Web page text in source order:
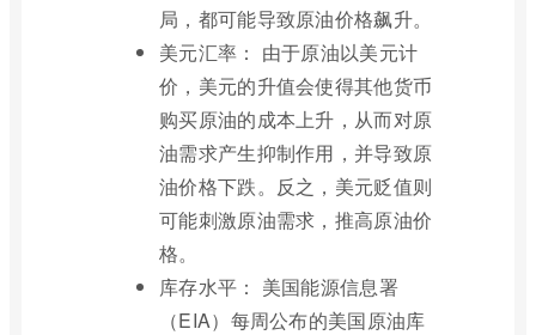
局，都可能导致原油价格飙升。
美元汇率： 由于原油以美元计
价，美元的升值会使得其他货币
购买原油的成本上升，从而对原
油需求产生抑制作用，并导致原
油价格下跌。反之，美元贬值则
可能刺激原油需求，推高原油价
格。
库存水平： 美国能源信息署
（EIA）每周公布的美国原油库